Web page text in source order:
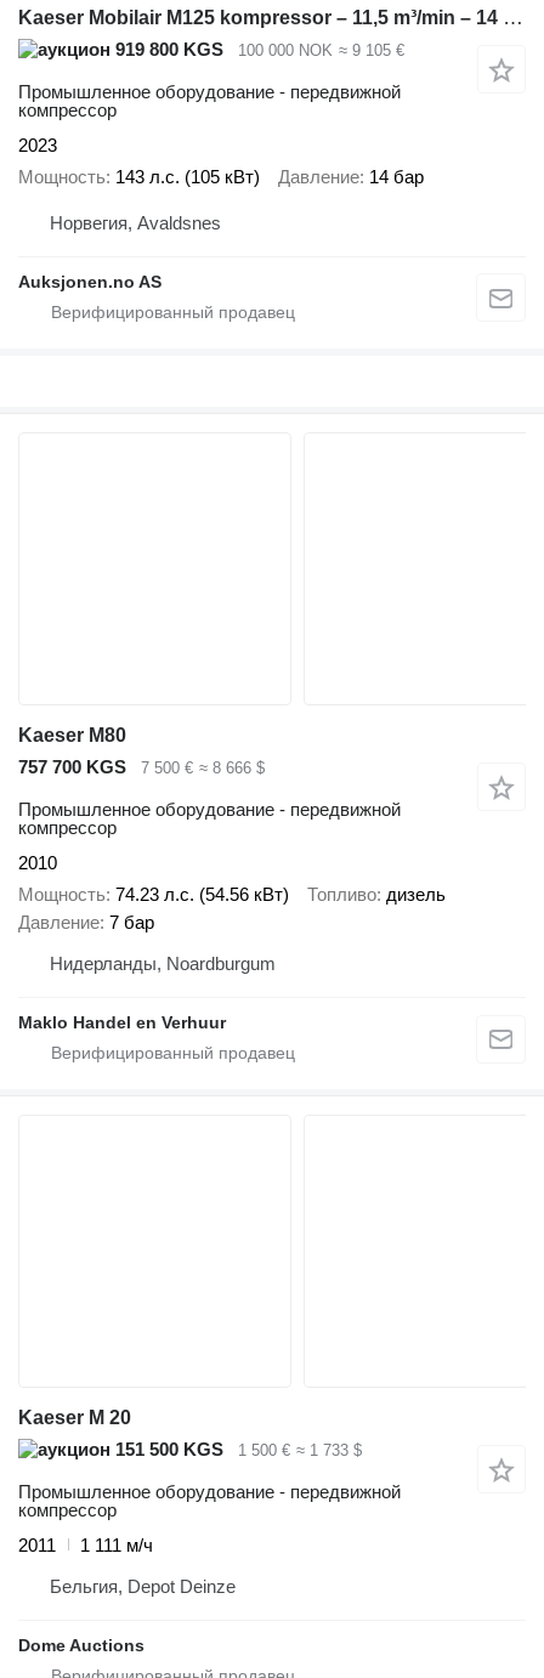
Kaeser Mobilair M125 kompressor – 11,5 m³/min – 14 bar – kun 1770 timer
919 800 KGS 100 000 NOK ≈ 9 105 €
Промышленное оборудование - передвижной
компрессор
2023
Мощность 143 л.с. (105 кВт) Давление 14 бар
Норвегия, Avaldsnes
Auksjonen.no AS
Kaeser M80
757 700 KGS
7 500 € ≈ 8 666 $
Промышленное оборудование - передвижной
компрессор
2010
Мощность 74.23 л.с. (54.56 кВт) Топливо дизель
Давление 7 бар
Нидерланды, Noardburgum
Maklo Handel en Verhuur
Kaeser M 20
151 500 KGS
1 500 € ≈ 1 733 $
Промышленное оборудование - передвижной
компрессор
2011
1 111 м/ч
Бельгия, Depot Deinze
Dome Auctions